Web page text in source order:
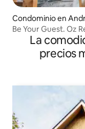
Condominio en
Be Your Guest. Oz
La
precios